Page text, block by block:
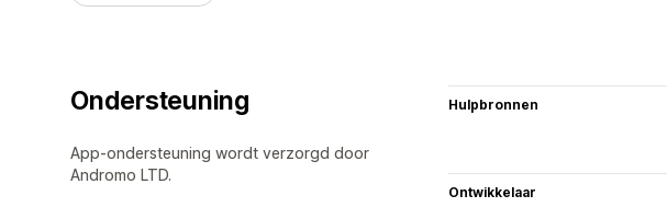
Ondersteuning
App-ondersteuning wordt verzorgd door
Andromo LTD.
Hulpbronnen
Ontwikkelaar